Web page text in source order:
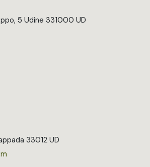
5 Udine 331000 UD
33012 UD